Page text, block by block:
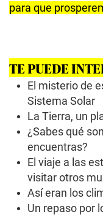
para que
TE PUEDE
El misterio de
Sistema Solar
La Tierra, un
¿Sabes qué
encuentras?
El viaje a las
visitar otros
Así eran los
Un repaso por